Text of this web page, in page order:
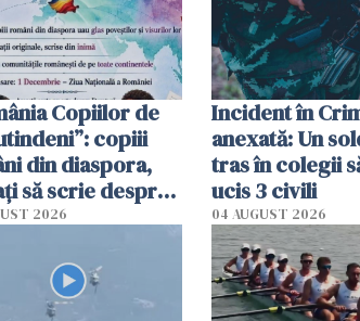
Copiilor de
copiii
din diaspora,
să scrie despre
într-un volum
2026
Incident în
anexată: Un
tras în colegii
ucis 3 civili
04 AUGUST 2026